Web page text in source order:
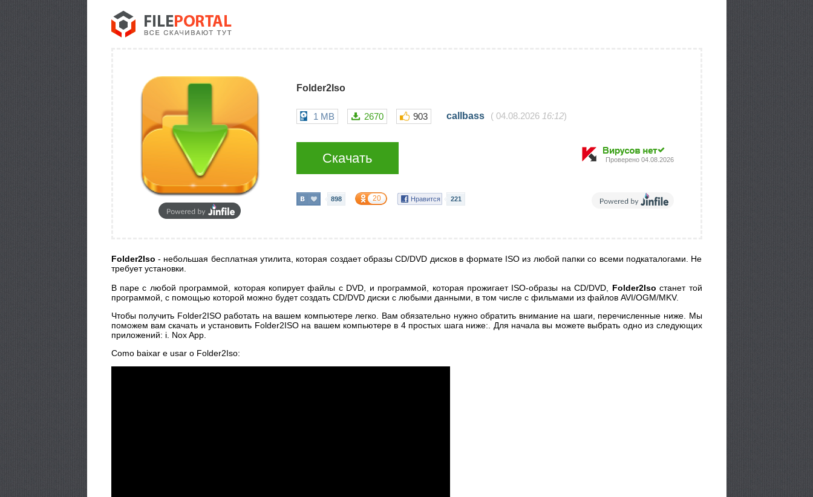
Folder2Iso
1 MB 2670 903 callbass ( 04.08.2026 16:12)
Скачать Проверено 04.08.2026
898 20 Нравится 221
Folder2Iso - небольшая бесплатная утилита, которая создает образы CD/DVD дисков в формате ISO из любой папки со всеми подкаталогами. Не
требует установки.
В паре с любой программой, которая копирует файлы с DVD, и программой, которая прожигает ISO-образы на CD/DVD, Folder2Iso станет той
программой, с помощью которой можно будет создать CD/DVD диски с любыми данными, в том числе с фильмами из файлов AVI/OGM/MKV.
Чтобы получить Folder2ISO работать на вашем компьютере легко. Вам обязательно нужно обратить внимание на шаги, перечисленные ниже. Мы
поможем вам скачать и установить Folder2ISO на вашем компьютере в 4 простых шага ниже:. Для начала вы можете выбрать одно из следующих
приложений: i. Nox App.
Como baixar e usar o Folder2Iso: